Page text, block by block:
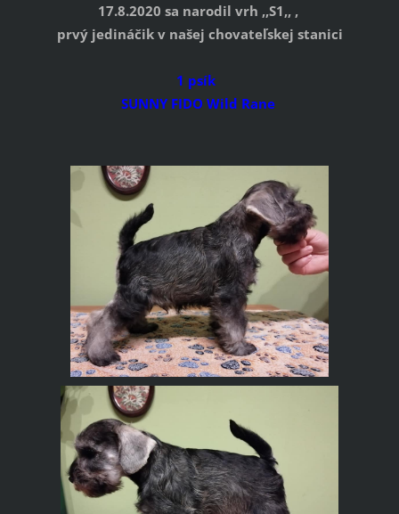
17.8.2020 sa narodil vrh ,,S1,, ,
prvý jedináčik v našej chovateľskej stanici
1 psík
SUNNY FIDO Wild Rane